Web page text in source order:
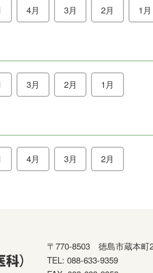
4月 3月 2月 1月
3月 2月 1月
4月 3月 2月
〒770-8503
徳島市蔵本町
TEL: 088-633-9359